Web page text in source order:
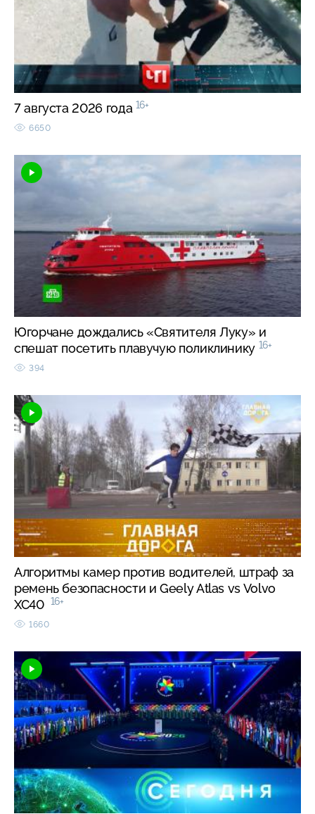
7 августа 2026 года 16+
6650
Югорчане дождались «Святителя Луку» и
спешат посетить плавучую поликлинику 16+
394
Алгоритмы камер против водителей, штраф за
ремень безопасности и Geely Atlas vs Volvo
XC40 16+
1660